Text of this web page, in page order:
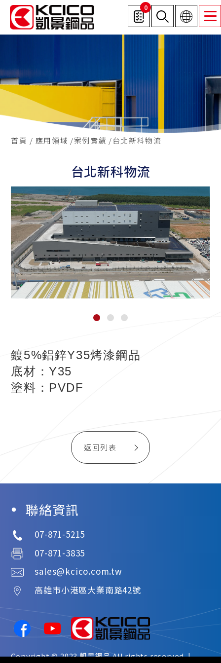
0
首頁 應用領域 案例實績 台北新科物流
台北新科物流
鍍5%鋁鋅Y35烤漆鋼品
底材：Y35
塗料：PVDF
返回列表
聯絡資訊
07-871-5215
07-871-3835
sales@kcico.com.tw
高雄市小港區大業南路42號
Copyright © 2023凱景鋼品All rights reserved. |